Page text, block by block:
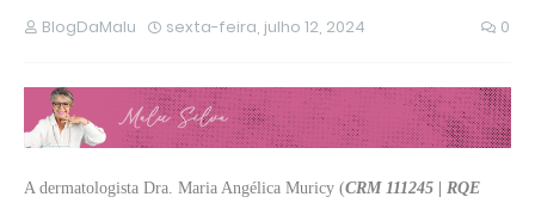
BlogDaMalu sexta-feira, julho 12, 2024 0
A dermatologista Dra. Maria Angélica Muricy (CRM 111245 | RQE